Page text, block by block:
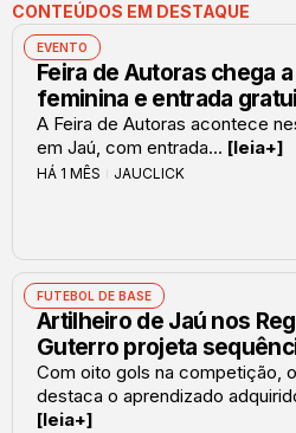
CONTEÚDOS EM DESTAQUE
EVENTO
Feira de Autoras chega
feminina e entrada
A Feira de Autoras acontece
em Jaú, com entrada... [leia+]
HÁ 1 MÊS JAUCLICK
FUTEBOL DE BASE
Artilheiro de Jaú nos
Guterro projeta
Com oito gols na competição,
destaca o aprendizado
[leia+]